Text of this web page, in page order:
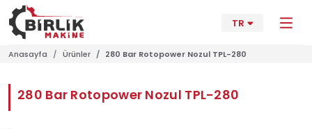
TR
Anasayfa Ürünler 280 Bar Rotopower Nozul TPL-280
280 Bar Rotopower Nozul TPL-280